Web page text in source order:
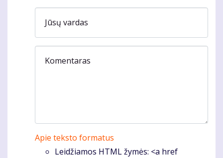
Jūsų vardas
Komentaras
Apie teksto formatus
Leidžiamos HTML žymės: <a href